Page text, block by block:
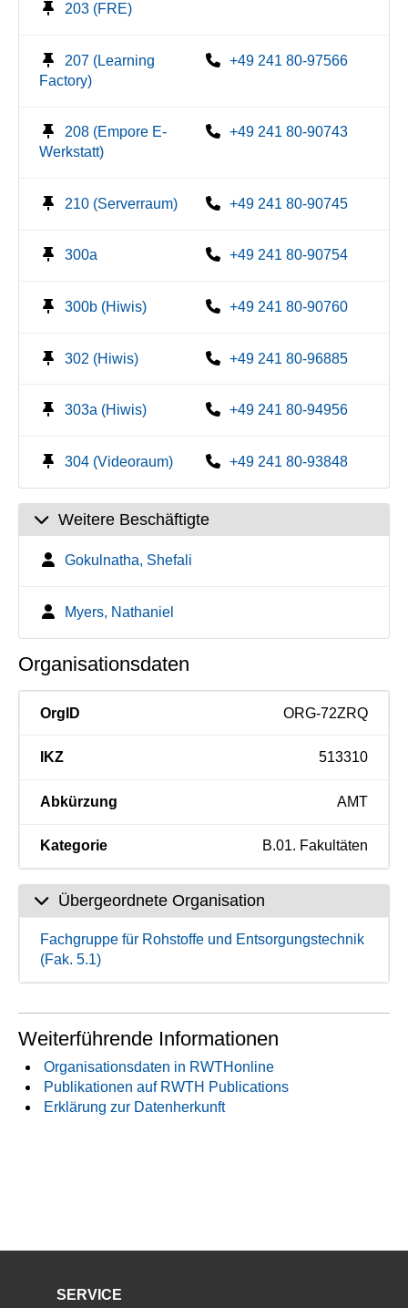
203 (FRE)
207 (Learning
Factory)
+49 241 80-97566
208 (Empore E-
Werkstatt)
+49 241 80-90743
210 (Serverraum) +49 241 80-90745
300a +49 241 80-90754
300b (Hiwis) +49 241 80-90760
302 (Hiwis) +49 241 80-96885
303a (Hiwis) +49 241 80-94956
304 (Videoraum) +49 241 80-93848
Weitere Beschäftigte
Gokulnatha, Shefali
Myers, Nathaniel
Organisationsdaten
OrgID ORG-72ZRQ
IKZ 513310
Abkürzung AMT
Kategorie B.01. Fakultäten
Übergeordnete Organisation
Fachgruppe für Rohstoffe und Entsorgungstechnik
(Fak. 5.1)
Weiterführende Informationen
Organisationsdaten in RWTHonline
Publikationen auf RWTH Publications
Erklärung zur Datenherkunft
SERVICE